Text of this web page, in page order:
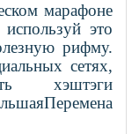
марафоне
это
рифму.
сетях,
хэштэги